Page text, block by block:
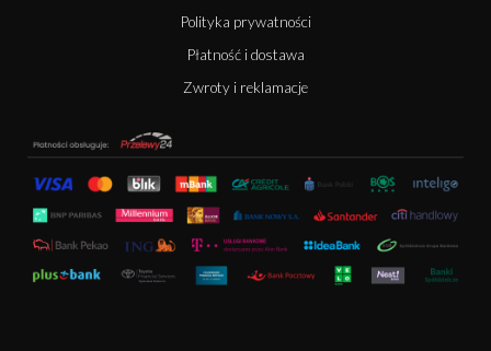
Polityka prywatności
Płatność i dostawa
Zwroty i reklamacje